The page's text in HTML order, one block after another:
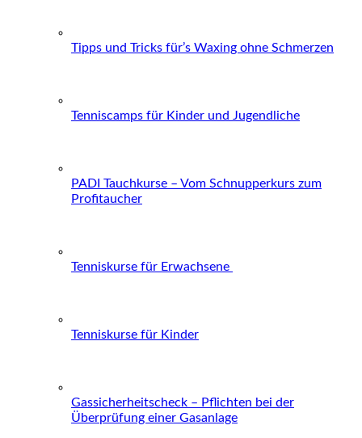
Tipps und Tricks für’s Waxing ohne Schmerzen
Tenniscamps für Kinder und Jugendliche
PADI Tauchkurse – Vom Schnupperkurs zum
Profitaucher
Tenniskurse für Erwachsene
Tenniskurse für Kinder
Gassicherheitscheck – Pflichten bei der
Überprüfung einer Gasanlage